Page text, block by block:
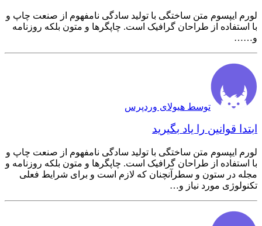
لورم ایپسوم متن ساختگی با تولید سادگی نامفهوم از صنعت چاپ و
با استفاده از طراحان گرافیک است. چاپگرها و متون بلکه روزنامه
و……
توسط هیولای وردپرس
ابتدا قوانین را یاد بگیرید
لورم ایپسوم متن ساختگی با تولید سادگی نامفهوم از صنعت چاپ و
با استفاده از طراحان گرافیک است. چاپگرها و متون بلکه روزنامه و
مجله در ستون و سطرآنچنان که لازم است و برای شرایط فعلی
تکنولوژی مورد نیاز و…